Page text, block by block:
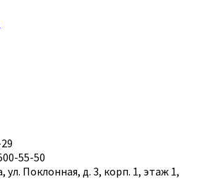
55-50
ул. Поклонная, д. 3, корп. 1, этаж 1,